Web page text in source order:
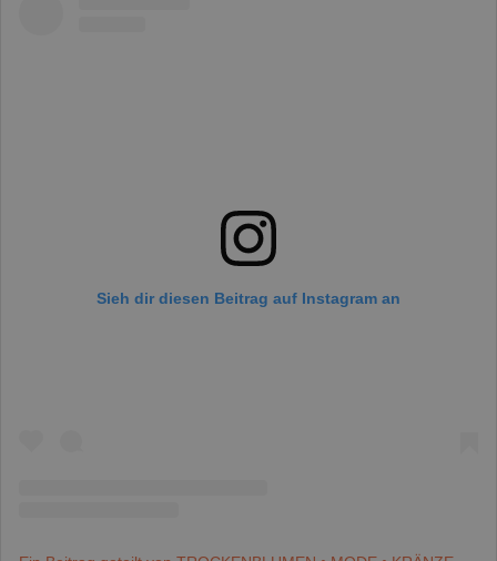
Sieh dir diesen Beitrag auf Instagram an